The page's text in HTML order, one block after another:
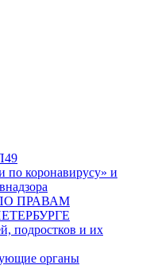
по коронавирусу» и
ПРАВАМ
подростков и их
органы